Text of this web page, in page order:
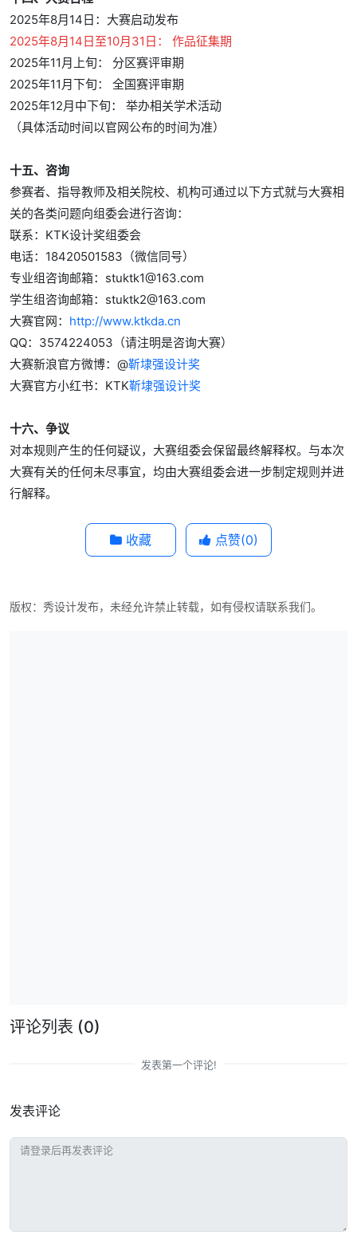
2025年8月14日：大赛启动发布
2025年8月14日至10月31日： 作品征集期
2025年11月上旬： 分区赛评审期
2025年11月下旬： 全国赛评审期
2025年12月中下旬： 举办相关学术活动
（具体活动时间以官网公布的时间为准）
十五、咨询
参赛者、指导教师及相关院校、机构可通过以下方式就与大赛相
关的各类问题向组委会进行咨询：
联系：KTK设计奖组委会
电话：18420501583（微信同号）
专业组咨询邮箱：stuktk1@163.com
学生组咨询邮箱：stuktk2@163.com
大赛官网： http://www.ktkda.cn
QQ：3574224053（请注明是咨询大赛）
大赛新浪官方微博：@靳埭强设计奖
大赛官方小红书：KTK靳埭强设计奖
十六、争议
对本规则产生的任何疑议，大赛组委会保留最终解释权。与本次
大赛有关的任何未尽事宜，均由大赛组委会进一步制定规则并进
行解释。
收藏 点赞(0)
版权：秀设计发布，未经允许禁止转载，如有侵权请联系我们。
评论列表 (0)
发表第一个评论!
发表评论